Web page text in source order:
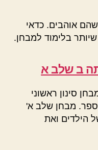
אוהבים. כדאי
בלימוד למבחן.
ב שלב א
סינון ראשוני
מבחן שלב א'
הילדים ואת